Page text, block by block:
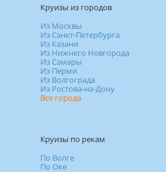
Круизы из городов
Из Москвы
Из Санкт-Петербурга
Из Казани
Из Нижнего Новгорода
Из Самары
Из Перми
Из Волгограда
Из Ростова-на-Дону
Все города
Круизы по рекам
По Волге
По Оке